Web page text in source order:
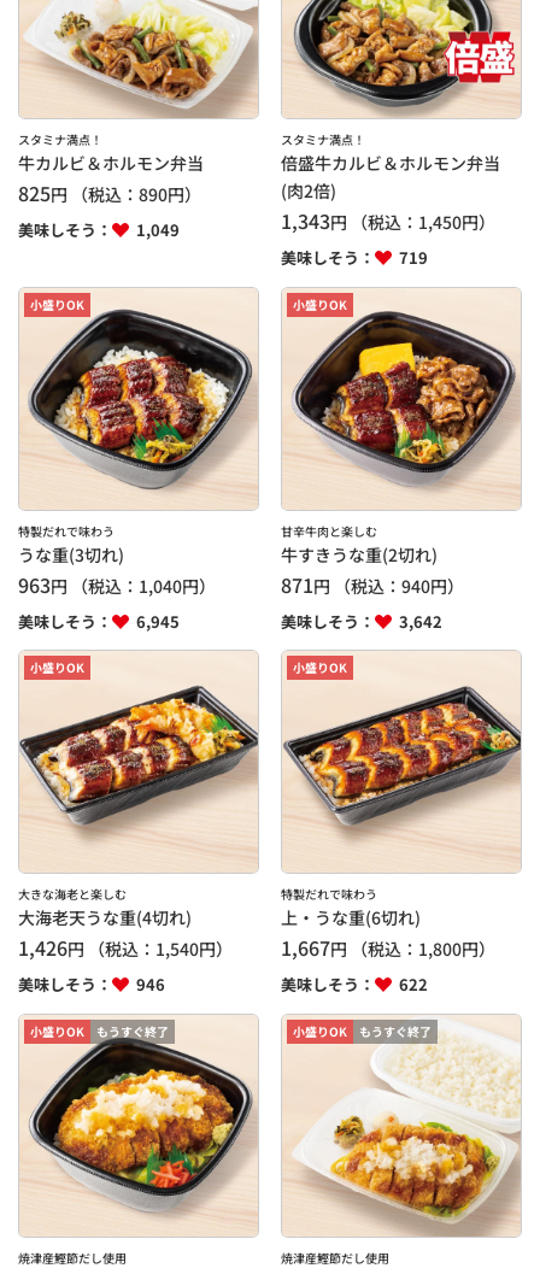
スタミナ満点！
牛カルビ＆ホルモン弁当
825円 （税込： 890円）
美味しそう： 1,049
スタミナ満点！
倍盛牛カルビ＆ホルモン弁当
(肉2倍)
1,343円 （税込： 1,450円）
美味しそう： 719
小盛りOK
特製だれで味わう
うな重(3切れ)
963円 （税込： 1,040円）
美味しそう： 6,945
小盛りOK
甘辛牛肉と楽しむ
牛すきうな重(2切れ)
871円 （税込：940円）
美味しそう： 3,642
小盛りOK
大きな海老と楽しむ
大海老天うな重(4切れ)
1,426円 （税込： 1,540円）
美味しそう： 946
小盛りOK
特製だれで味わう
上・うな重(6切れ)
1,667円 （税込： 1,800円）
美味しそう： 622
小盛りOK もうすぐ終了
焼津産鰹節だし使用
小盛りOK もうすぐ終了
焼津産鰹節だし使用